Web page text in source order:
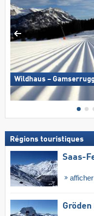
Wildhaus –
Régions touristiques
Saas-
afficher
Gröden